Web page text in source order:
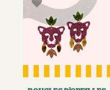
récent
au
plus
ancien